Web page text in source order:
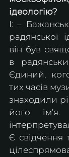
ідеологію?
І: –
радянської
він був
в
Єдиний,
тих часів
знаходили
його
Є